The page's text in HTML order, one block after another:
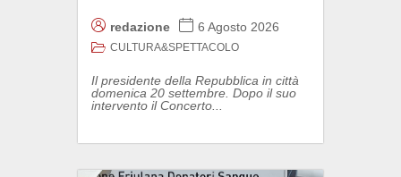
redazione 6 Agosto 2026
CULTURA&SPETTACOLO
Il presidente della Repubblica in città
domenica 20 settembre. Dopo il suo
intervento il Concerto...